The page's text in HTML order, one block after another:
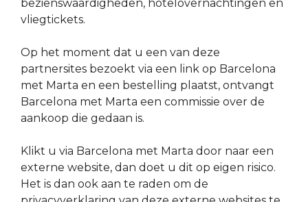
bezienswaardigheden, hotelovernachtingen en
vliegtickets.
Op het moment dat u een van deze
partnersites bezoekt via een link op Barcelona
met Marta en een bestelling plaatst, ontvangt
Barcelona met Marta een commissie over de
aankoop die gedaan is.
Klikt u via Barcelona met Marta door naar een
externe website, dan doet u dit op eigen risico.
Het is dan ook aan te raden om de